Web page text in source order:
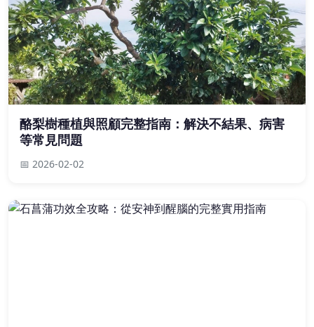
酪梨樹種植與照顧完整指南：解決不結果、病害
等常見問題
📅 2026-02-02